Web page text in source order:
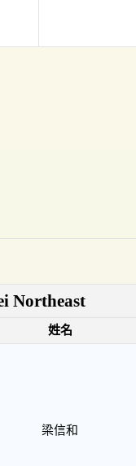
Northeast
姓名
梁信和